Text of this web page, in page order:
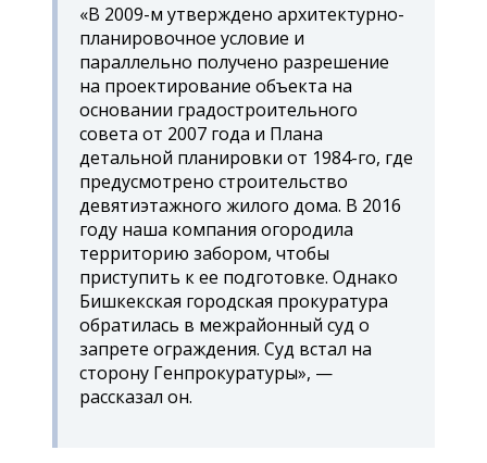
«В 2009-м утверждено архитектурно-
планировочное условие и
параллельно получено разрешение
на проектирование объекта на
основании градостроительного
совета от 2007 года и Плана
детальной планировки от 1984-го, где
предусмотрено строительство
девятиэтажного жилого дома. В 2016
году наша компания огородила
территорию забором, чтобы
приступить к ее подготовке. Однако
Бишкекская городская прокуратура
обратилась в межрайонный суд о
запрете ограждения. Суд встал на
сторону Генпрокуратуры», —
рассказал он.